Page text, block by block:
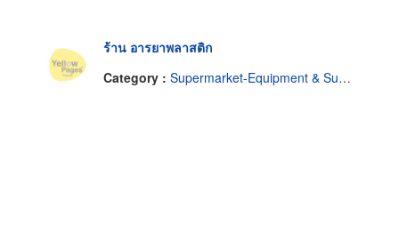
ร้าน อารยาพลาสติก
Category : Supermarket-Equipment & Supplies